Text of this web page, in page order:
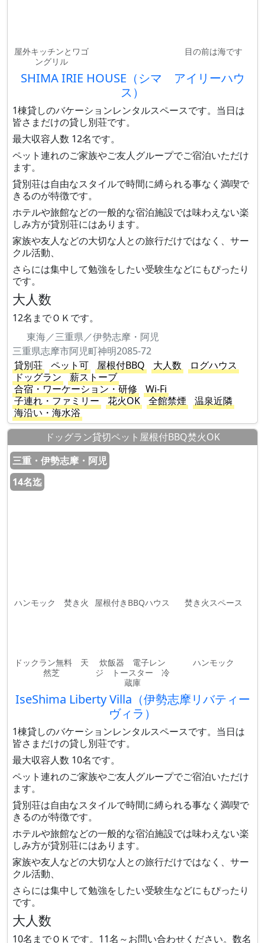
屋外キッチンとワゴ
ングリル
目の前は海です
SHIMA IRIE HOUSE（シマ アイリーハウ
ス）
1棟貸しのバケーションレンタルスペースです。当日は
皆さまだけの貸し別荘です。
最大収容人数 12名です。
ペット連れのご家族やご友人グループでご宿泊いただけ
ます。
貸別荘は自由なスタイルで時間に縛られる事なく満喫で
きるのが特徴です。
ホテルや旅館などの一般的な宿泊施設では味わえない楽
しみ方が貸別荘にはあります。
家族や友人などの大切な人との旅行だけではなく、サー
クル活動、
さらには集中して勉強をしたい受験生などにもぴったり
です。
大人数
12名までＯＫです。
東海／三重県／伊勢志摩・阿児
三重県志摩市阿児町神明2085-72
貸別荘
ペット可 屋根付BBQ 大人数
ログハウス
ドッグラン
薪ストーブ
合宿・ワーケーション・研修
Wi-Fi
子連れ・ファミリー
花火OK 全館禁煙
温泉近隣
海沿い・海水浴
ドッグラン貸切ペット屋根付BBQ焚火OK
三重・伊勢志摩・阿児
14名迄
ハンモック 焚き火 屋根付きBBQハウス 焚き火スペース
ドックラン無料 天
然芝
炊飯器 電子レン
ジ トースター 冷
蔵庫
ハンモック
IseShima Liberty Villa（伊勢志摩リバティー
ヴィラ）
1棟貸しのバケーションレンタルスペースです。当日は
皆さまだけの貸し別荘です。
最大収容人数 10名です。
ペット連れのご家族やご友人グループでご宿泊いただけ
ます。
貸別荘は自由なスタイルで時間に縛られる事なく満喫で
きるのが特徴です。
ホテルや旅館などの一般的な宿泊施設では味わえない楽
しみ方が貸別荘にはあります。
家族や友人などの大切な人との旅行だけではなく、サー
クル活動、
さらには集中して勉強をしたい受験生などにもぴったり
です。
大人数
10名までＯＫです。11名～お問い合わせください。数名